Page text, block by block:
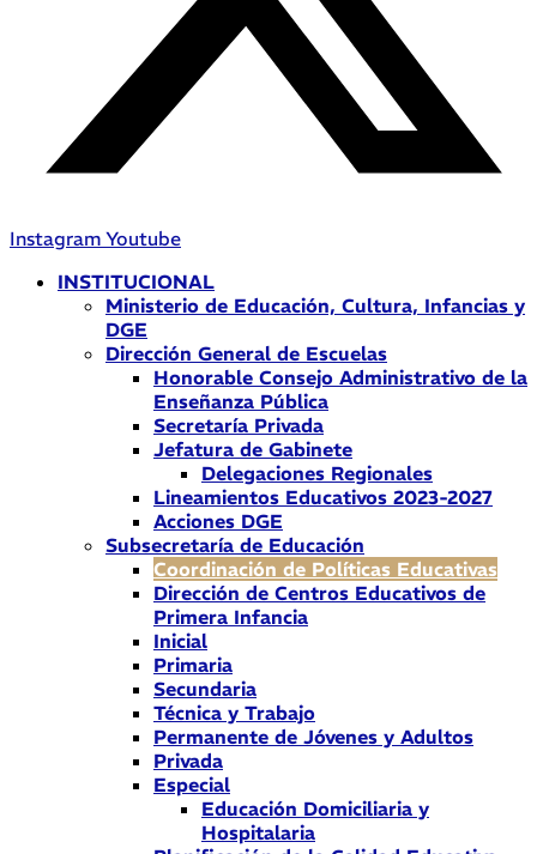
Instagram Youtube
INSTITUCIONAL
Ministerio de Educación, Cultura, Infancias y
DGE
Dirección General de Escuelas
Honorable Consejo Administrativo de la
Enseñanza Pública
Secretaría Privada
Jefatura de Gabinete
Delegaciones Regionales
Lineamientos Educativos 2023-2027
Acciones DGE
Subsecretaría de Educación
Coordinación de Políticas Educativas
Dirección de Centros Educativos de
Primera Infancia
Inicial
Primaria
Secundaria
Técnica y Trabajo
Permanente de Jóvenes y Adultos
Privada
Especial
Educación Domiciliaria y
Hospitalaria